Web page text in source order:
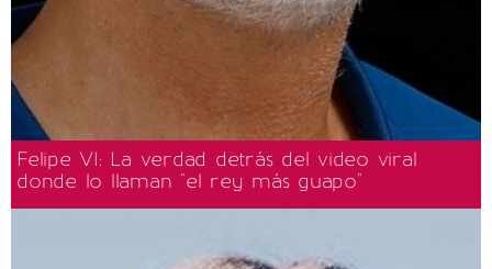
Felipe VI: La verdad detrás del video viral
donde lo llaman "el rey más guapo"